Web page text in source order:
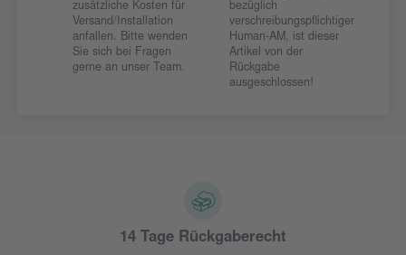
zusätzliche Kosten für
Versand/Installation
anfallen. Bitte wenden
Sie sich bei Fragen
gerne an unser Team.
bezüglich
verschreibungspflichtiger
Human-AM, ist dieser
Artikel von der
Rückgabe
ausgeschlossen!
14 Tage Rückgaberecht